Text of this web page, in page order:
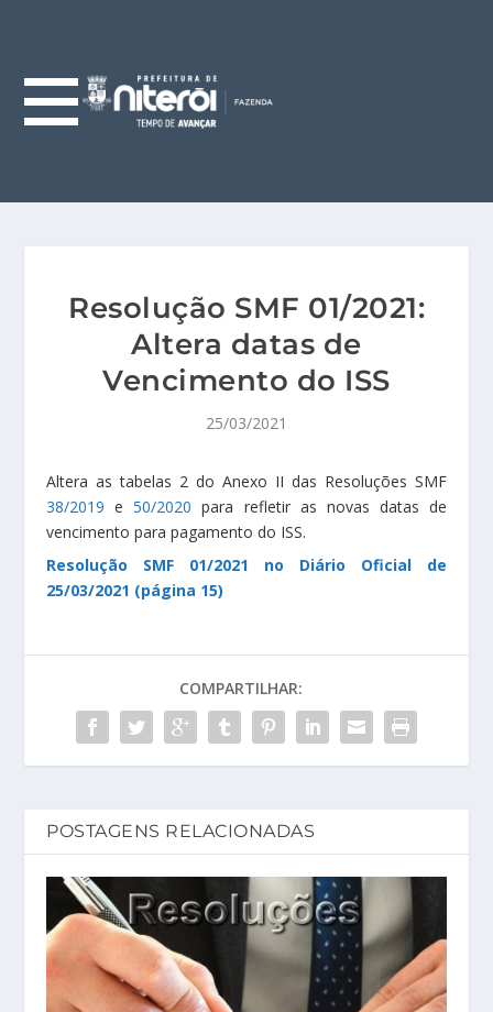
Resolução SMF 01/2021:
Altera datas de
Vencimento do ISS
25/03/2021
Altera as tabelas 2 do Anexo II das Resoluções SMF
38/2019 e50/2020 para refletir as novas datas de
vencimento para pagamento do ISS.
Resolução SMF 01/2021 no Diário Oficial de
25/03/2021 (página 15)
COMPARTILHAR:
POSTAGENS RELACIONADAS